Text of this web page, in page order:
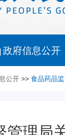
政府信息公开
公开 >> 食品药品